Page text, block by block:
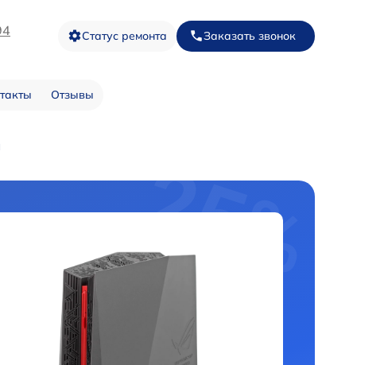
Статус ремонта Заказать звонок
Отзывы